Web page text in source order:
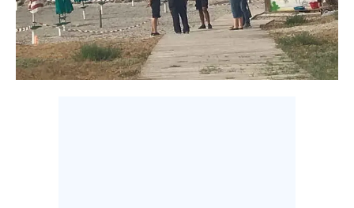
LAVORO
BANDI
SPORT IN SARDEGNA